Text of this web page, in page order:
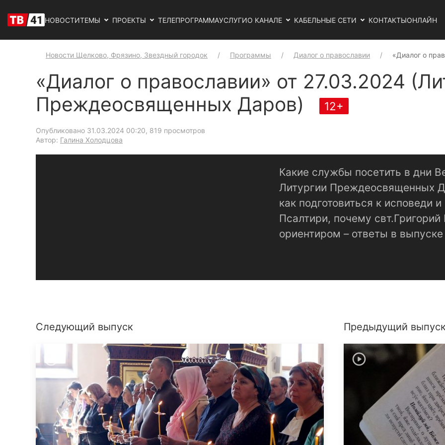
НОВОСТИТЕМЫ ПРОЕКТЫ ТЕЛЕПРОГРАММАУСЛУГИО КАНАЛЕ КАБЕЛЬНЫЕ СЕТИ КОНТАКТЫОНЛАЙН
Новости Щелково, Фрязино, Звездный городок Программы Диалог о православии «Диалог о
«Диалог о православии» от 27.03.2024
Преждеосвященных Даров)
12+
Опубликовано 31.03.2024 00:20, 819 просмотров
Автор: Галина Холодцова
Какие службы посетить в дни
Литургии Преждеосвященных
как подготовиться к исповеди
Псалтири, почему
ориентиром – ответы в выпуске
Следующий выпуск Предыдущий